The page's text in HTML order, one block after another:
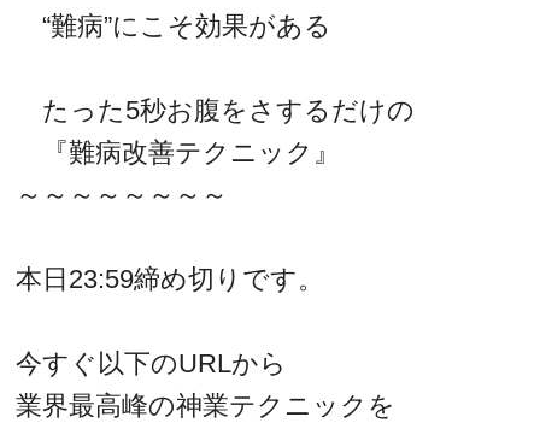
“難病”にこそ効果がある
たった5秒お腹をさするだけの
『難病改善テクニック』
～～～～～～～～
本日23:59締め切りです。
今すぐ以下のURLから
業界最高峰の神業テクニックを